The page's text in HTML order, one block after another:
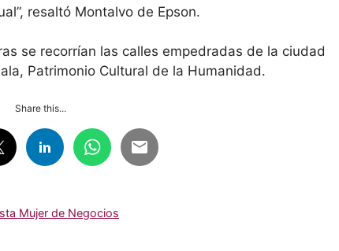
resaltó Montalvo de Epson.
se recorrían las calles empedradas de la ciudad
Patrimonio Cultural de la Humanidad.
Share this...
Mujer de Negocios